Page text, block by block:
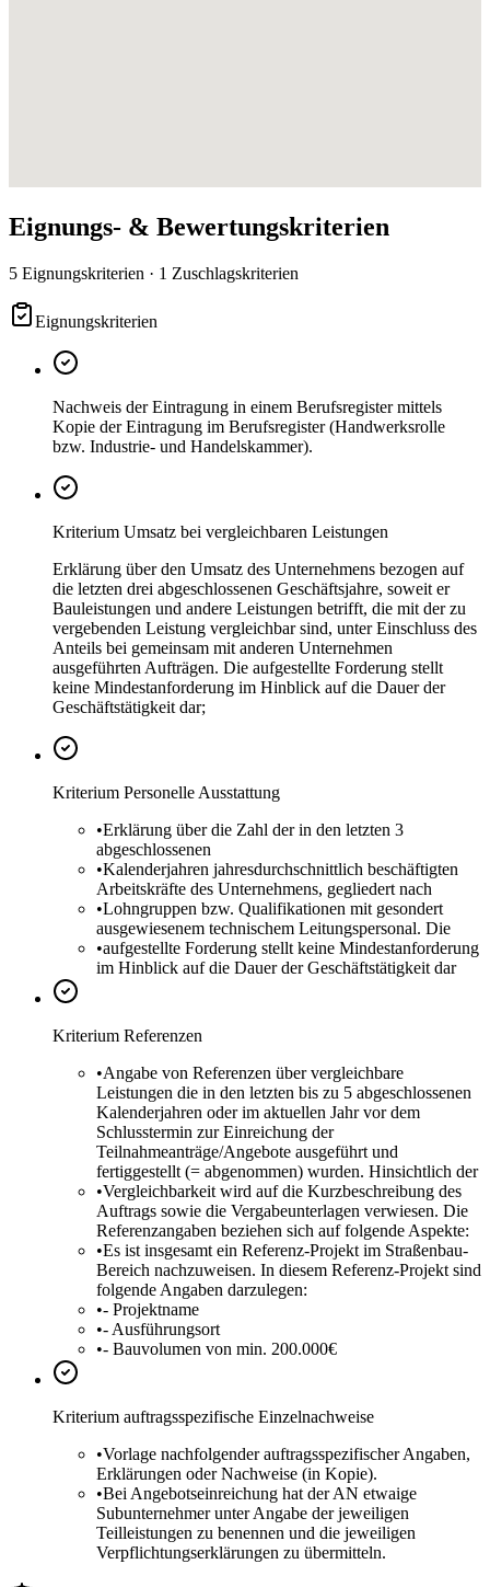
Eignungs- & Bewertungskriterien
5 Eignungskriterien · 1 Zuschlagskriterien
Eignungskriterien
Nachweis der Eintragung in einem Berufsregister mittels
Kopie der Eintragung im Berufsregister (Handwerksrolle
bzw. Industrie- und Handelskammer).
Kriterium Umsatz bei vergleichbaren Leistungen
Erklärung über den Umsatz des Unternehmens bezogen auf
die letzten drei abgeschlossenen Geschäftsjahre, soweit er
Bauleistungen und andere Leistungen betrifft, die mit der zu
vergebenden Leistung vergleichbar sind, unter Einschluss des
Anteils bei gemeinsam mit anderen Unternehmen
ausgeführten Aufträgen. Die aufgestellte Forderung stellt
keine Mindestanforderung im Hinblick auf die Dauer der
Geschäftstätigkeit dar;
Kriterium Personelle Ausstattung
•Erklärung über die Zahl der in den letzten 3
abgeschlossenen
•Kalenderjahren jahresdurchschnittlich beschäftigten
Arbeitskräfte des Unternehmens, gegliedert nach
•Lohngruppen bzw. Qualifikationen mit gesondert
ausgewiesenem technischem Leitungspersonal. Die
•aufgestellte Forderung stellt keine Mindestanforderung
im Hinblick auf die Dauer der Geschäftstätigkeit dar
Kriterium Referenzen
•Angabe von Referenzen über vergleichbare
Leistungen die in den letzten bis zu 5 abgeschlossenen
Kalenderjahren oder im aktuellen Jahr vor dem
Schlusstermin zur Einreichung der
Teilnahmeanträge/Angebote ausgeführt und
fertiggestellt (= abgenommen) wurden. Hinsichtlich der
•Vergleichbarkeit wird auf die Kurzbeschreibung des
Auftrags sowie die Vergabeunterlagen verwiesen. Die
Referenzangaben beziehen sich auf folgende Aspekte:
•Es ist insgesamt ein Referenz-Projekt im Straßenbau-
Bereich nachzuweisen. In diesem Referenz-Projekt sind
folgende Angaben darzulegen:
•- Projektname
•- Ausführungsort
•- Bauvolumen von min. 200.000€
Kriterium auftragsspezifische Einzelnachweise
•Vorlage nachfolgender auftragsspezifischer Angaben,
Erklärungen oder Nachweise (in Kopie).
•Bei Angebotseinreichung hat der AN etwaige
Subunternehmer unter Angabe der jeweiligen
Teilleistungen zu benennen und die jeweiligen
Verpflichtungserklärungen zu übermitteln.